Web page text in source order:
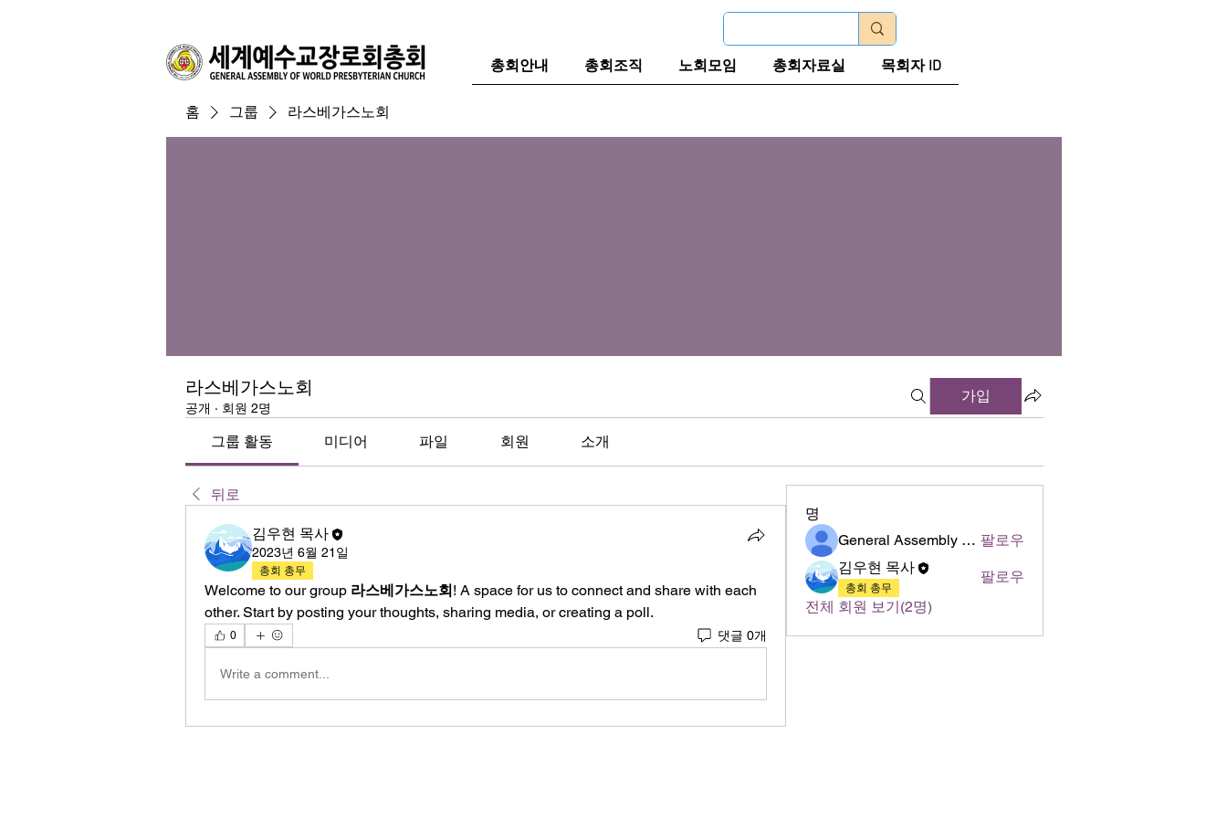
총회안내 총회조직 노회모임 총회자료실 목회자 ID
홈 그룹 라스베가스노회
라스베가스노회
공개 · 회원 2명
가입
그룹 활동 미디어 파일 회원 소개
뒤로
김우현 목사
2023년 6월 21일
총회 총무
Welcome to our group 라스베가스노회! A space for us to connect and share with each
other. Start by posting your thoughts, sharing media, or creating a poll.
0 댓글 0개
Write a comment...
명
General Assembly of World Presbyterian Church (GAWPC) 팔로우
김우현 목사
총회 총무
팔로우
전체 회원 보기(2명)